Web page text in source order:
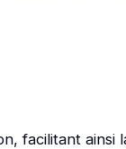
facilitant ainsi